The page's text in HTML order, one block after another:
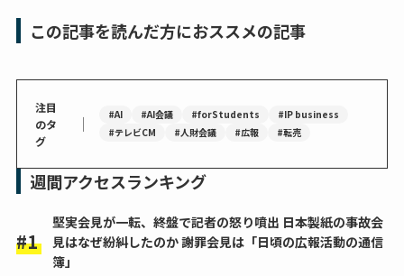
この記事を読んだ方におススメの記事
注目
のタ
グ
｜ #AI #AI会議 #forStudents
#IP business
#テレビCM
#人財会議 #広報 #転売
週間アクセスランキング
堅実会見が一転、終盤で記者の怒り噴出 日本製紙の事故会
見はなぜ紛糾したのか 謝罪会見は「日頃の広報活動の通信
簿」